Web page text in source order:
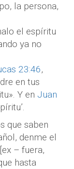
la persona,
el espíritu
ya no
23:46,
en tus
Y en Juan
que saben
denme el
– fuera,
hasta